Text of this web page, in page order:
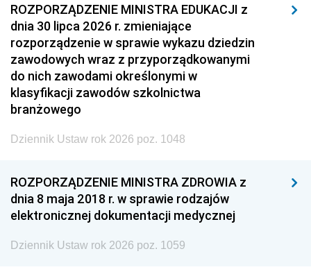
ROZPORZĄDZENIE MINISTRA EDUKACJI z
dnia 30 lipca 2026 r. zmieniające
rozporządzenie w sprawie wykazu dziedzin
zawodowych wraz z przyporządkowanymi
do nich zawodami określonymi w
klasyfikacji zawodów szkolnictwa
branżowego
Dziennik Ustaw rok 2026 poz. 1048
ROZPORZĄDZENIE MINISTRA ZDROWIA z
dnia 8 maja 2018 r. w sprawie rodzajów
elektronicznej dokumentacji medycznej
Dziennik Ustaw rok 2026 poz. 1059